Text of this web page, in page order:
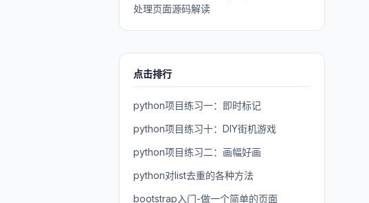
处理页面源码解读
点击排行
python项目练习一：即时标记
python项目练习十：DIY街机游戏
python项目练习二：画幅好画
python对list去重的各种方法
bootstrap入门-做一个简单的页面